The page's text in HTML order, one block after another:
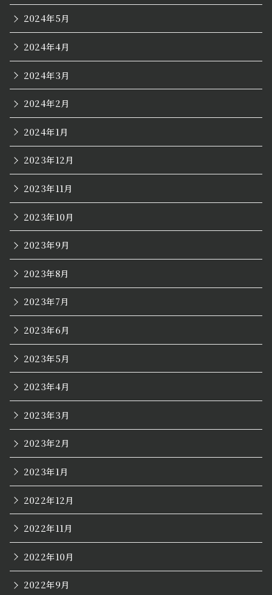
2024年5月
2024年4月
2024年3月
2024年2月
2024年1月
2023年12月
2023年11月
2023年10月
2023年9月
2023年8月
2023年7月
2023年6月
2023年5月
2023年4月
2023年3月
2023年2月
2023年1月
2022年12月
2022年11月
2022年10月
2022年9月